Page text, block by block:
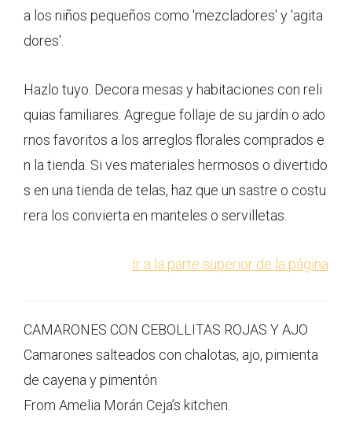
a los niños pequeños como 'mezcladores' y 'agita
dores'.
Hazlo tuyo. Decora mesas y habitaciones con reli
quias familiares. Agregue follaje de su jardín o ado
rnos favoritos a los arreglos florales comprados e
n la tienda. Si ves materiales hermosos o divertido
s en una tienda de telas, haz que un sastre o costu
rera los convierta en manteles o servilletas.
Ir a la parte superior de la página
CAMARONES CON CEBOLLITAS ROJAS Y AJO
Camarones salteados con chalotas, ajo, pimienta
de cayena y pimentón
From Amelia Morán Ceja’s kitchen.